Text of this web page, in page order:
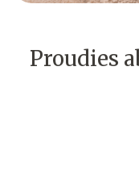
Proudies